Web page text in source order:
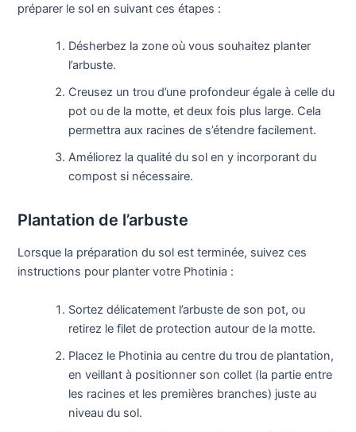
préparer le sol en suivant ces étapes :
Désherbez la zone où vous souhaitez planter
l’arbuste.
Creusez un trou d’une profondeur égale à celle du
pot ou de la motte, et deux fois plus large. Cela
permettra aux racines de s’étendre facilement.
Améliorez la qualité du sol en y incorporant du
compost si nécessaire.
Plantation de l’arbuste
Lorsque la préparation du sol est terminée, suivez ces
instructions pour planter votre Photinia :
Sortez délicatement l’arbuste de son pot, ou
retirez le filet de protection autour de la motte.
Placez le Photinia au centre du trou de plantation,
en veillant à positionner son collet (la partie entre
les racines et les premières branches) juste au
niveau du sol.